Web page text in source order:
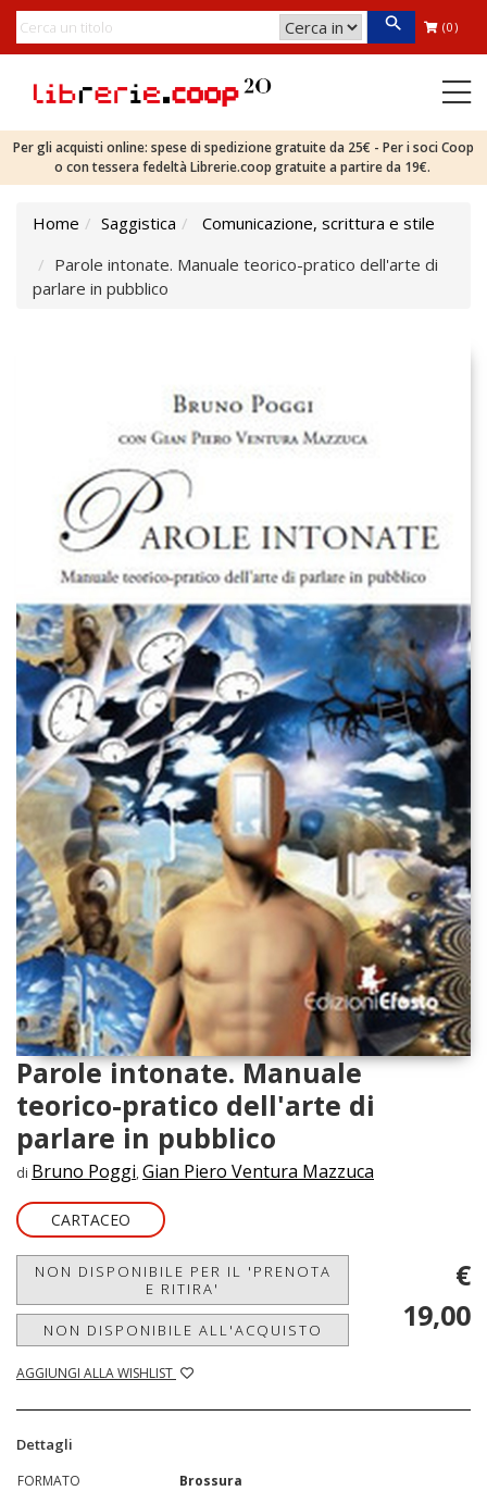
(0)
Per gli acquisti online: spese di spedizione gratuite da 25€ - Per i soci Coop
o con tessera fedeltà Librerie.coop gratuite a partire da 19€.
Home Saggistica
Comunicazione, scrittura e stile
Parole intonate. Manuale teorico-pratico dell'arte di
parlare in pubblico
Parole intonate. Manuale
teorico-pratico dell'arte di
parlare in pubblico
di Bruno Poggi, Gian Piero Ventura Mazzuca
CARTACEO
NON DISPONIBILE PER IL 'PRENOTA
E RITIRA'
NON DISPONIBILE ALL'ACQUISTO
AGGIUNGI ALLA WISHLIST
€
19,00
Dettagli
FORMATO
Brossura